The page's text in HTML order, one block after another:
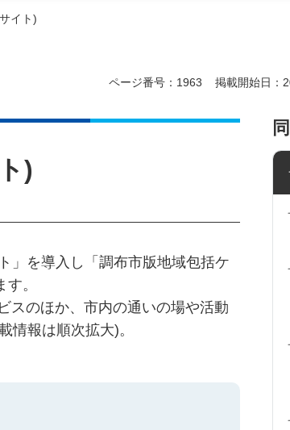
イト)
ページ番号：1963 掲載開始日：
)
」を導入し「調布市版地域包括ケ
。
スのほか、市内の通いの場や活動
情報は順次拡大)。